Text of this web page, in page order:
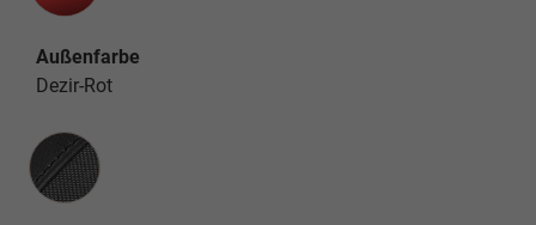
Außenfarbe
Dezir-Rot
Innenausstattung